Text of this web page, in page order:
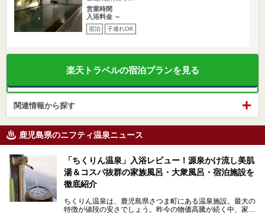
営業時間
入浴料金 ～
宿泊 子連れOK
楽天トラベルの宿泊プランを見る
関連情報から探す
鹿児島県のニフティ温泉ニュース
「ちくりん温泉」入浴レビュー！源泉かけ流し美肌
湯＆コスパ抜群の家族風呂・大衆風呂・宿泊施設を
徹底紹介
ちくりん温泉は、鹿児島県さつま町にある温泉施設。最大の
特徴が値段の安さでしょう。昨今の物価高騰が続く中、家族